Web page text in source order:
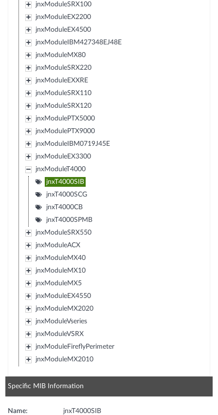
jnxModuleSRX100
jnxModuleEX2200
jnxModuleEX4500
jnxModuleIBM427348EJ48E
jnxModuleMX80
jnxModuleSRX220
jnxModuleEXXRE
jnxModuleSRX110
jnxModuleSRX120
jnxModulePTX5000
jnxModulePTX9000
jnxModuleIBM0719J45E
jnxModuleEX3300
jnxModuleT4000
jnxT4000SIB
jnxT4000SCG
jnxT4000CB
jnxT4000SPMB
jnxModuleSRX550
jnxModuleACX
jnxModuleMX40
jnxModuleMX10
jnxModuleMX5
jnxModuleEX4550
jnxModuleMX2020
jnxModuleVseries
jnxModuleVSRX
jnxModuleFireflyPerimeter
jnxModuleMX2010
Specific MIB Information
Name: jnxT4000SIB